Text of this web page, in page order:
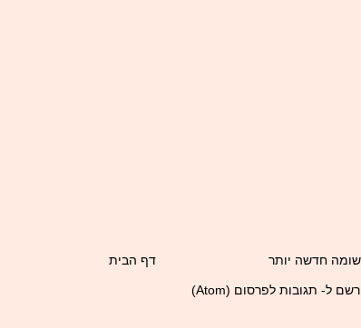
חדשה יותר דף הבית
ל- תגובות לפרסום (Atom)